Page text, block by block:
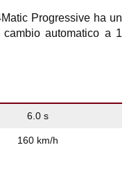
Progressive ha un
automatico a 1
6.0 s
160 km/h